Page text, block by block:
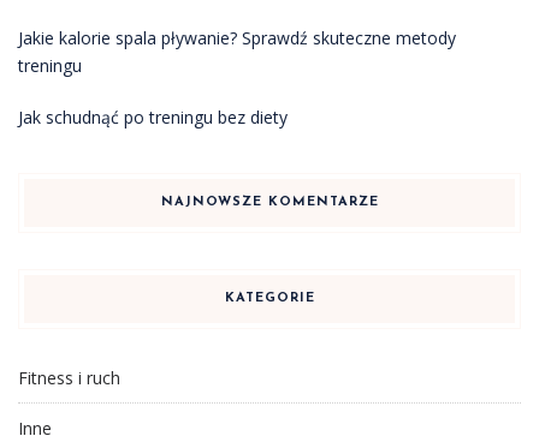
Jakie kalorie spala pływanie? Sprawdź skuteczne metody
treningu
Jak schudnąć po treningu bez diety
NAJNOWSZE KOMENTARZE
KATEGORIE
Fitness i ruch
Inne